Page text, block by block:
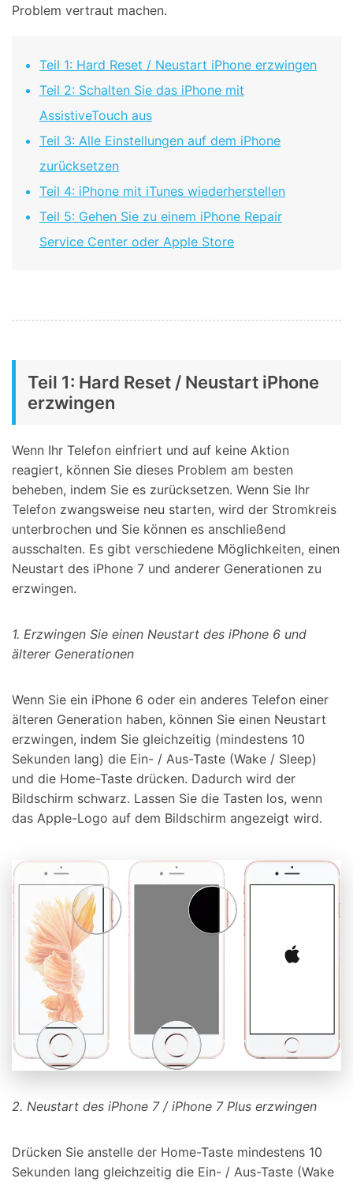
Problem vertraut machen.
Teil 1: Hard Reset / Neustart iPhone erzwingen
Teil 2: Schalten Sie das iPhone mit
AssistiveTouch aus
Teil 3: Alle Einstellungen auf dem iPhone
zurücksetzen
Teil 4: iPhone mit iTunes wiederherstellen
Teil 5: Gehen Sie zu einem iPhone Repair
Service Center oder Apple Store
Teil 1: Hard Reset / Neustart iPhone
erzwingen
Wenn Ihr Telefon einfriert und auf keine Aktion
reagiert, können Sie dieses Problem am besten
beheben, indem Sie es zurücksetzen. Wenn Sie Ihr
Telefon zwangsweise neu starten, wird der Stromkreis
unterbrochen und Sie können es anschließend
ausschalten. Es gibt verschiedene Möglichkeiten, einen
Neustart des iPhone 7 und anderer Generationen zu
erzwingen.
1. Erzwingen Sie einen Neustart des iPhone 6 und
älterer Generationen
Wenn Sie ein iPhone 6 oder ein anderes Telefon einer
älteren Generation haben, können Sie einen Neustart
erzwingen, indem Sie gleichzeitig (mindestens 10
Sekunden lang) die Ein- / Aus-Taste (Wake / Sleep)
und die Home-Taste drücken. Dadurch wird der
Bildschirm schwarz. Lassen Sie die Tasten los, wenn
das Apple-Logo auf dem Bildschirm angezeigt wird.
2. Neustart des iPhone 7 / iPhone 7 Plus erzwingen
Drücken Sie anstelle der Home-Taste mindestens 10
Sekunden lang gleichzeitig die Ein- / Aus-Taste (Wake